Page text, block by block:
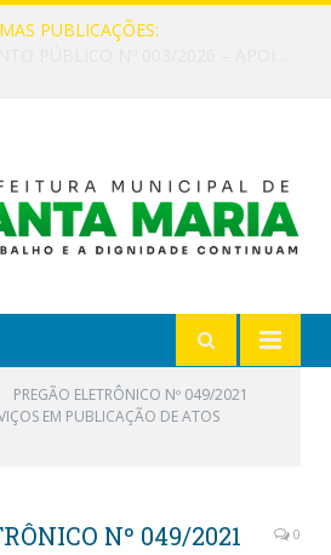
PUBLICAÇÕES:
PREGÃO ELETRÔNICO Nº 049/2021
EM PUBLICAÇÃO DE ATOS
Nº 049/2021
0